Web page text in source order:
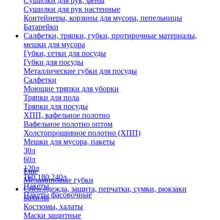
Сушилки для рук настенные
Контейнеры, корзины для мусора, пепельницы
Батарейки
Салфетки, тряпки, губки, протирочные материалы,
мешки для мусора
Губки, сетки для посуды
Губки для посуды
Металлические губки для посуды
Салфетки
Моющие тряпки для уборки
Тряпки для пола
Тряпки для посуды
ХПП, вафельное полотно
Вафельное полотно оптом
Холстопрошивное полотно (ХПП)
Мешки для мусора, пакеты
30л
60л
120л
160,180,240л
Пакеты
Пакеты фасовочные
Еще
Меламиновые губки
Спец.одежда, защита, перчатки, сумки, рюкзаки
Бахилы
Костюмы, халаты
Маски защитные